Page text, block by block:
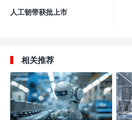
人工韧带获批上市
相关推荐